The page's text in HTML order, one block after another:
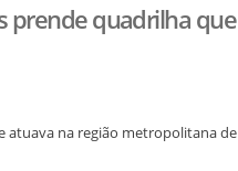
prende quadrilha
atuava na região metropolitana